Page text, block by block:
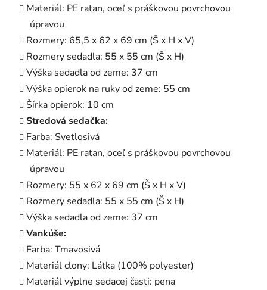
Materiál: PE ratan, oceľ s práškovou povrchovou
úpravou
Rozmery: 65,5 x 62 x 69 cm (Š x H x V)
Rozmery sedadla: 55 x 55 cm (Š x H)
Výška sedadla od zeme: 37 cm
Výška opierok na ruky od zeme: 55 cm
Šírka opierok: 10 cm
Stredová sedačka:
Farba: Svetlosivá
Materiál: PE ratan, oceľ s práškovou povrchovou
úpravou
Rozmery: 55 x 62 x 69 cm (Š x H x V)
Rozmery sedadla: 55 x 55 cm (Š x H)
Výška sedadla od zeme: 37 cm
Vankúše:
Farba: Tmavosivá
Materiál clony: Látka (100% polyester)
Materiál výplne sedacej časti: pena